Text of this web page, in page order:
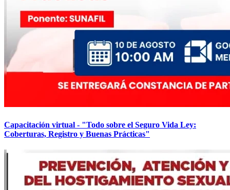
Capacitación virtual - "Todo sobre el Seguro Vida Ley:
Coberturas, Registro y Buenas Prácticas"